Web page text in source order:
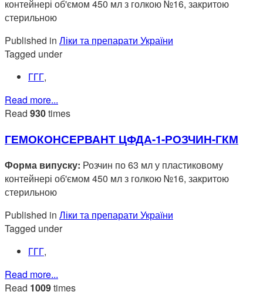
контейнері об'ємом 450 мл з голкою №16, закритою
стерильною
Published in Ліки та препарати України
Tagged under
ГГГ,
Read more...
Read 930times
ГЕМОКОНСЕРВАНТ ЦФДА-1-РОЗЧИН-ГКМ
Форма випуску: Розчин по 63 мл у пластиковому
контейнері об'ємом 450 мл з голкою №16, закритою
стерильною
Published in Ліки та препарати України
Tagged under
ГГГ,
Read more...
Read 1009times